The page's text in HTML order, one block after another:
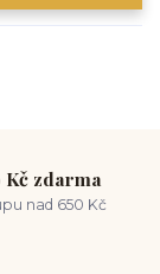
zdarma
nad 650 Kč